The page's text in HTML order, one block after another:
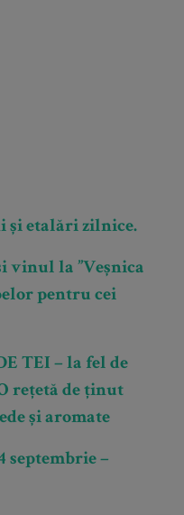
și etalări zilnice.
vinul la ”Veșnica
pentru cei
TEI – la fel de
rețetă de ținut
și aromate
septembrie –